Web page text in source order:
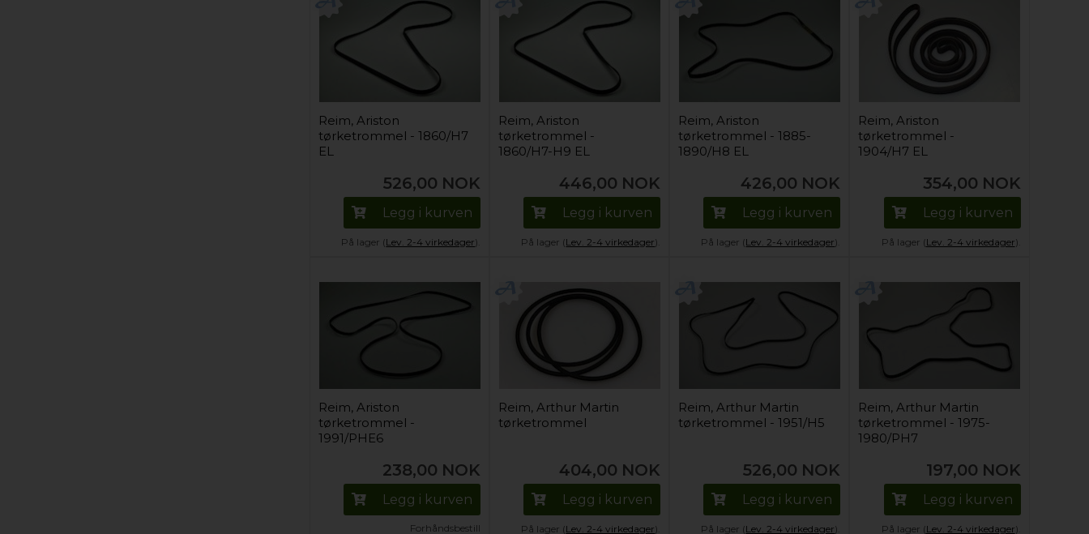
Reim, Ariston
tørketrommel - 1860/H7
EL
526,00 NOK
Legg i kurven
På lager (Lev. 2-4 virkedager).
Reim, Ariston
tørketrommel -
1860/H7-H9 EL
446,00 NOK
Legg i kurven
På lager (Lev. 2-4 virkedager).
Reim, Ariston
tørketrommel - 1885-
1890/H8 EL
426,00 NOK
Legg i kurven
På lager (Lev. 2-4 virkedager).
Reim, Ariston
tørketrommel -
1904/H7 EL
354,00 NOK
Legg i kurven
På lager (Lev. 2-4 virkedager).
Reim, Ariston
tørketrommel -
1991/PHE6
238,00 NOK
Legg i kurven
Forhåndsbestill
Reim, Arthur Martin
tørketrommel
404,00 NOK
Legg i kurven
På lager (Lev. 2-4 virkedager).
Reim, Arthur Martin
tørketrommel - 1951/H5
526,00 NOK
Legg i kurven
På lager (Lev. 2-4 virkedager).
Reim, Arthur Martin
tørketrommel - 1975-
1980/PH7
197,00 NOK
Legg i kurven
På lager (Lev. 2-4 virkedager).